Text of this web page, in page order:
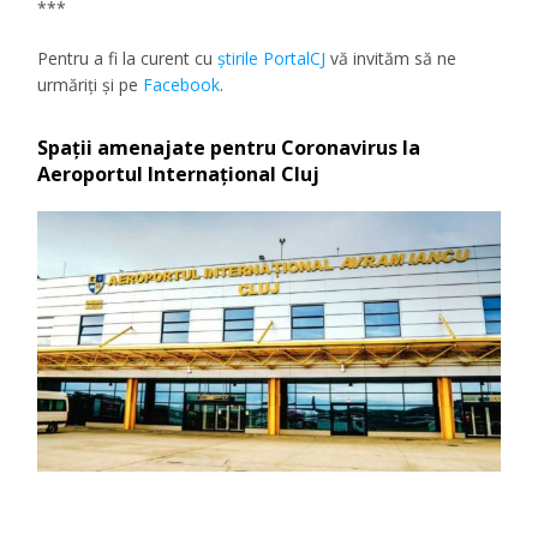
***
Pentru a fi la curent cuştirile PortalCJ vă invităm să ne
urmăriţi şi pe Facebook.
Spații amenajate pentru Coronavirus la
Aeroportul Internațional Cluj